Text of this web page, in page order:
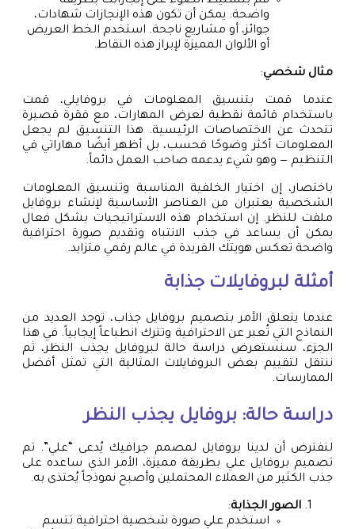
واضحة. يمكن أن تكون هذه الإنجازات شهادات،
جوائز، أو مشاريع ناجحة. استخدم الخط العريض
أو الألوان المميزة لإبراز هذه النقاط.
مثال شخصي:
عندما قمت بتنسيق المعلومات في بروفايلي، قمت
باستخدام قائمة نقطية لعرض المهارات، مع فقرة قصيرة
تتحدث عن الاختصاصات الرئيسية. هذا التنسيق لم يجعل
المعلومات أكثر وضوحًا فحسب، بل أظهر أيضًا مهاراتي في
التنظيم — وهو شيء يدعمه صاحب العمل دائماً.
باختصار، إن اختيار الخلفية المناسبة وتنسيق المعلومات
الشخصية يعتبران من العناصر الأساسية لإنشاء بروفايل
ملفت للنظر. إن استخدام هذه الاستراتيجيات بشكل فعال
يمكن أن يساعد في جذب الانتباه وتقديم صورة احترافية
واضحة تعكس هويتك الفريدة في عالم رقمي متزايد.
أمثلة لبروفايلات جذابة
عندما يتعلق الأمر بتصميم بروفايل جذاب، توجد العديد من
النماذج التي تُعبر عن الاحترافية وتترك انطباعاً إيجابياً. في هذا
الجزء، سنستعرض دراسة حالة لبروفايل يجذب النظر، ثم
ننتقل لتقييم بعض البروفايلات المثالية التي تمثل أفضل
الممارسات.
دراسة حالة: بروفايل يجذب النظر
لنفترض أن لدينا بروفايل لمصمم جرافيك يُدعى “علي”. تم
تصميم بروفايل علي بطريقة مميزة، الأمر الذي ساعده على
جذب الكثير من العملاء المحتملين وأصبح نموذجاً يُحتذى به.
الصور الجذابة:
استخدم علي صورة شخصية احترافية تتسم